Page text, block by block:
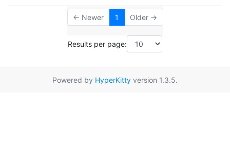
← Newer 1 Older →
Results per page:
Powered by HyperKitty version 1.3.5.